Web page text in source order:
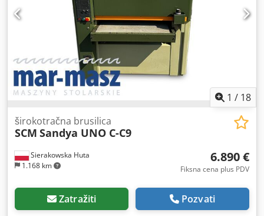
usisnog priključka 190 mm - dimenzije (dužina/
širina/visina) 1470x1540x2000 mm – težina 1260 kg
PREDNOSTI - nemačka proizvodnja - brusilica sa 1
agregatom i ležajem, širina 1100 mm - nije farbana –
korišćena brusilica, veoma dobro stanje Neto cena: 19900
PLN Neto cena: 4740 EUR, u zavisnosti od kursa 4,20 EUR
(Cene mogu da se menjaju u zavisnosti od promena kursa)
Dcodjzp N Hijpfx Al Iek
1 / 18
Sierakowska Huta
1.168 km
širokotračna brusilica
SCM Sandya UNO C-C9
6.890 €
Fiksna cena plus PDV
Zatražiti Pozvati